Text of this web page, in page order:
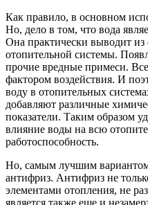
Как правило, в основном
Но, дело в том, что вода
Она практически выводит из
отопительной системы.
прочие вредные примеси.
фактором воздействия. И
воду в отопительных
добавляют различные
показатели. Таким образом
влияние воды на всю
работоспособность.
Но, самым лучшим вариантом
антифриз. Антифриз не
элементами отопления, не
является также еще и